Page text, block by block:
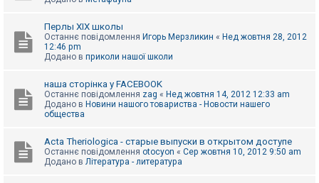
Перлы ХІХ школы
Останнє повідомлення Игорь Мерзликин « Нед жовтня 28, 2012
12:46 pm
Додано в приколи нашої школи
наша сторінка у FACEBOOK
Останнє повідомлення zag « Нед жовтня 14, 2012 12:33 am
Додано в Новини нашого товариства - Новости нашего
общества
Acta Theriologica - старые выпуски в открытом доступе
Останнє повідомлення otocyon « Сер жовтня 10, 2012 9:50 am
Додано в Література - литература